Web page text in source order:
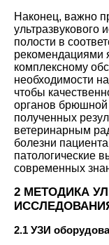
Наконец, важно
ультразвукового
полости в
рекомендациями
комплексному
необходимости
чтобы
органов брюшной
полученных
ветеринарным
болезни
патологические
современных
2 МЕТОДИКА
2.1 УЗИ